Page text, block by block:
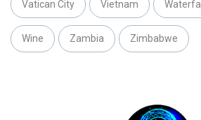
Vatican City Vietnam Waterfall
Wine Zambia Zimbabwe